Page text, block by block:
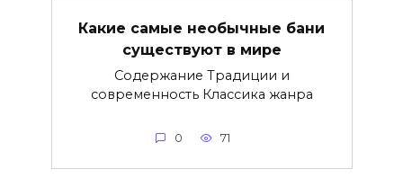
Какие самые необычные бани
существуют в мире
Содержание Традиции и
современность Классика жанра
0 71